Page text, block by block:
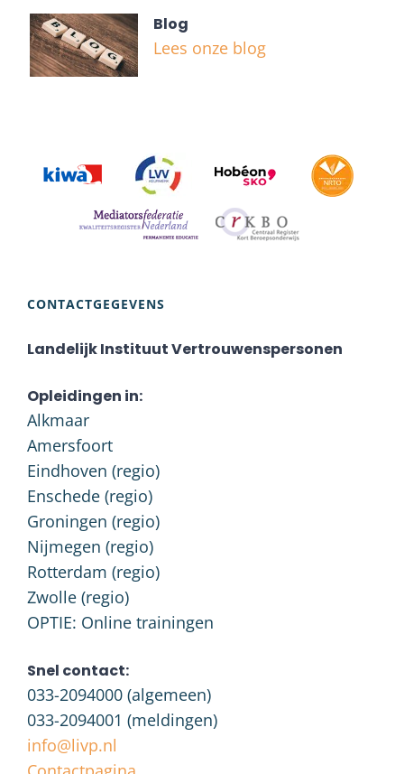
Blog
Lees onze blog
CONTACTGEGEVENS
Landelijk Instituut Vertrouwenspersonen
Opleidingen in:
Alkmaar
Amersfoort
Eindhoven (regio)
Enschede (regio)
Groningen (regio)
Nijmegen (regio)
Rotterdam (regio)
Zwolle (regio)
OPTIE: Online trainingen
Snel contact:
033-2094000 (algemeen)
033-2094001 (meldingen)
info@livp.nl